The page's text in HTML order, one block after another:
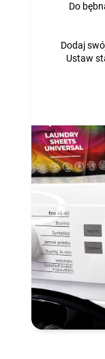
Do
Dodaj
Ustaw
Chcesz